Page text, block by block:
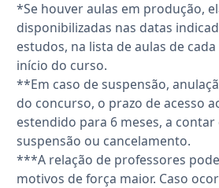
*Se houver aulas em produção,
disponibilizadas nas datas
estudos, na lista de aulas de
início do curso.
**Em caso de suspensão,
do concurso, o prazo de acesso
estendido para 6 meses, a contar
suspensão ou cancelamento.
***A relação de professores
motivos de força maior. Caso